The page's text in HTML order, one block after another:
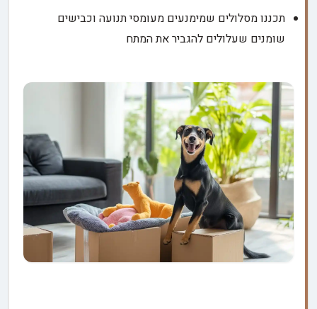
תכננו מסלולים שמימנעים מעומסי תנועה וכבישים
שומנים שעלולים להגביר את המתח